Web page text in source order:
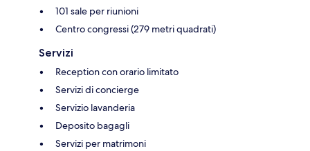
101 sale per riunioni
Centro congressi (279 metri quadrati)
Servizi
Reception con orario limitato
Servizi di concierge
Servizio lavanderia
Deposito bagagli
Servizi per matrimoni